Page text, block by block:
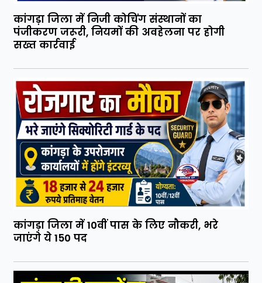
कांगड़ा जिला में निजी कोचिंग संस्थानों का
पंजीकरण जरूरी, नियमों की अवहेलना पर होगी
सख्त कार्रवाई
कांगड़ा जिला में 10वीं पास के लिए नौकरी, भरे
जाएंगे ये 150 पद